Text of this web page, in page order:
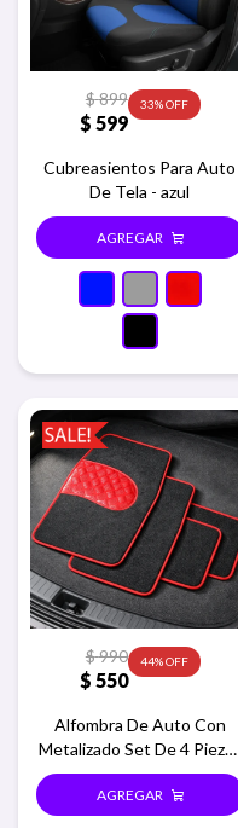
$ 599
$899 33
Cubreasientos Para Auto
De Tela - azul
$ 550
$990 44
Alfombra De Auto Con
Metalizado Set De 4 Piezas
- Rojo